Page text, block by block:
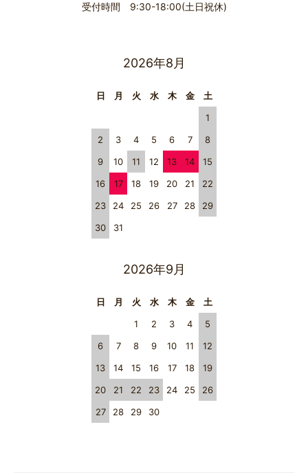
受付時間 9:30-18:00(土日祝休)
2026年8月
日 月 火 水 木 金
土
1
2
3 4 5 6 7
8
9
10 11 12 13 14
15
16
17 18 19 20 21
22
23
24 25 26 27 28
29
30
31
2026年9月
日 月 火 水 木 金
土
1
2 3 4
5
6
7 8 9 10 11
12
13
14 15 16 17 18
19
20
21 22 23 24 25
26
27
28 29 30